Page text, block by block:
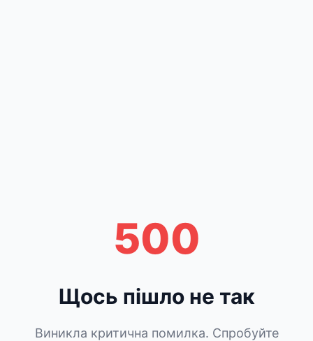
500
Щось пішло не так
Виникла критична помилка. Спробуйте